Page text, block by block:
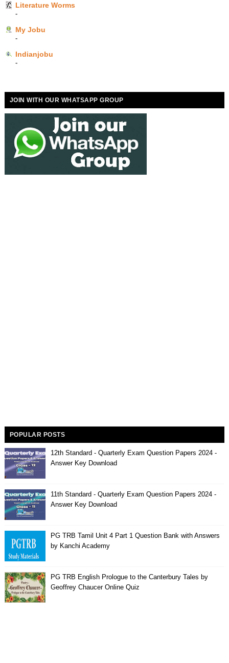
Literature Worms
-
My Jobu
-
Indianjobu
-
JOIN WITH OUR WHATSAPP GROUP
POPULAR POSTS
12th Standard - Quarterly Exam Question Papers 2024 -
Answer Key Download
11th Standard - Quarterly Exam Question Papers 2024 -
Answer Key Download
PG TRB Tamil Unit 4 Part 1 Question Bank with Answers
by Kanchi Academy
PG TRB English Prologue to the Canterbury Tales by
Geoffrey Chaucer Online Quiz